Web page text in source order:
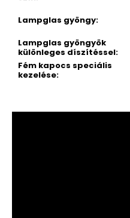
Lampglas gyöngy:
Lampglas gyöngyök
különleges díszítéssel:
Fém kapocs speciális
kezelése: